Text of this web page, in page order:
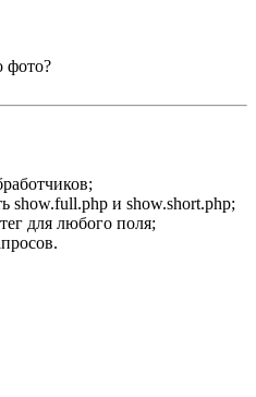
фото?
show.full.php и show.short.php;
для любого поля;